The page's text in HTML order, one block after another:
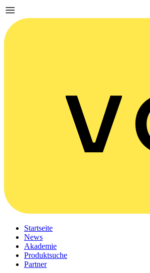
Startseite
News
Akademie
Produktsuche
Partner